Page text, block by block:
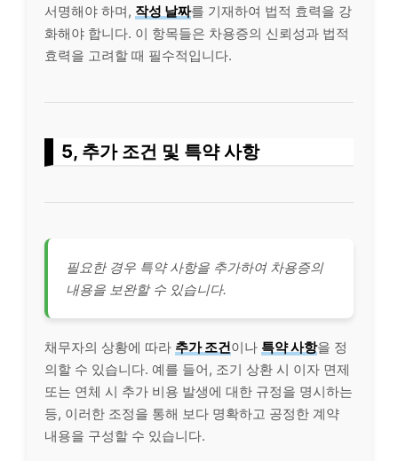
서명해야 하며, 작성 날짜를 기재하여 법적 효력을 강
화해야 합니다. 이 항목들은 차용증의 신뢰성과 법적
효력을 고려할 때 필수적입니다.
5, 추가 조건 및 특약 사항
필요한 경우 특약 사항을 추가하여 차용증의
내용을 보완할 수 있습니다.
채무자의 상황에 따라 추가 조건이나 특약 사항을 정
의할 수 있습니다. 예를 들어, 조기 상환 시 이자 면제
또는 연체 시 추가 비용 발생에 대한 규정을 명시하는
등, 이러한 조정을 통해 보다 명확하고 공정한 계약
내용을 구성할 수 있습니다.